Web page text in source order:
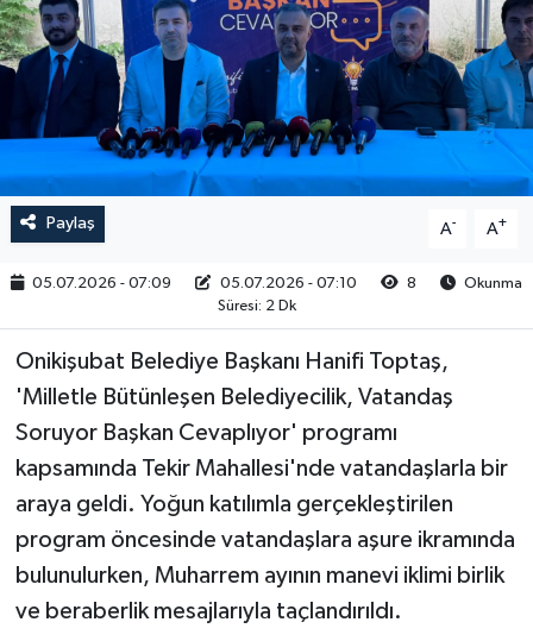
Paylaş A- A+
05.07.2026 - 07:09 05.07.2026 - 07:10 8
Okunma
Süresi: 2 Dk
Onikişubat Belediye Başkanı Hanifi Toptaş,
'Milletle Bütünleşen Belediyecilik, Vatandaş
Soruyor Başkan Cevaplıyor' programı
kapsamında Tekir Mahallesi'nde vatandaşlarla bir
araya geldi. Yoğun katılımla gerçekleştirilen
program öncesinde vatandaşlara aşure ikramında
bulunulurken, Muharrem ayının manevi iklimi birlik
ve beraberlik mesajlarıyla taçlandırıldı.
RESMİ İLAN